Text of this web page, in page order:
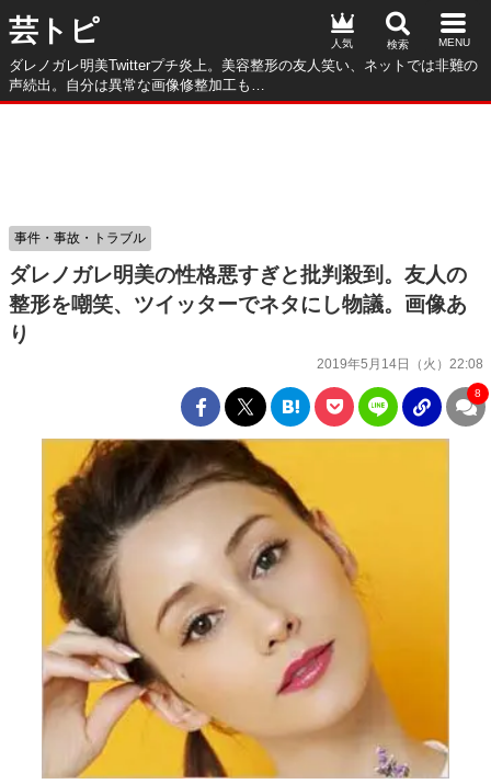
芸トピ
ダレノガレ明美Twitterプチ炎上。美容整形の友人笑い、ネットでは非難の
声続出。自分は異常な画像修整加工も…
人気
ダレノガレ明美の性格悪すぎと批判殺到。友人の
整形を嘲笑、ツイッターでネタにし物議。画像あ
り
2019年5月14日（火）22:08
事件・事故・トラブル
8